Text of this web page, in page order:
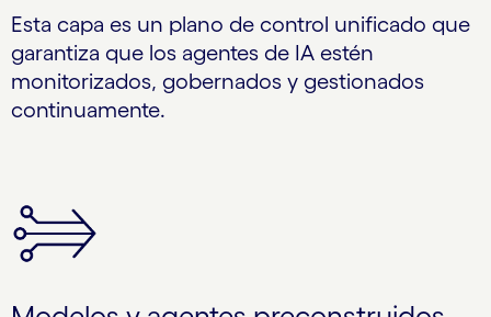
Esta capa es un plano de control unificado que
garantiza que los agentes de IA estén
monitorizados, gobernados y gestionados
continuamente.